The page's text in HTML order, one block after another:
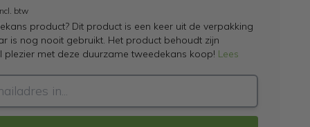
btw
product? Dit product is een keer uit de verpakking
is nog nooit gebruikt. Het product behoudt zijn
plezier met deze duurzame tweedekans koop! Lees